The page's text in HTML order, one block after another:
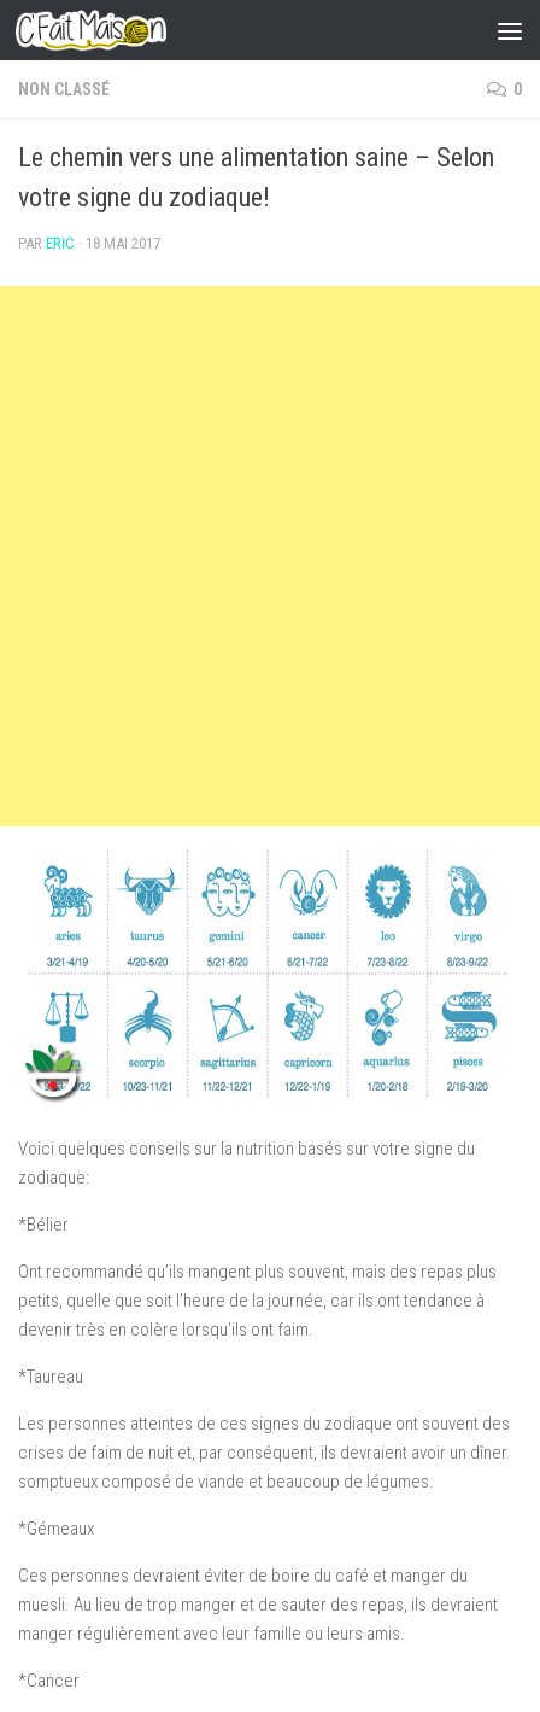
Skip to content
NON CLASSÉ 0
Le chemin vers une alimentation saine – Selon
votre signe du zodiaque!
PAR ERIC · 18 MAI 2017
Voici quelques conseils sur la nutrition basés sur votre signe du
zodiaque:
*Bélier
Ont recommandé qu’ils mangent plus souvent, mais des repas plus
petits, quelle que soit l’heure de la journée, car ils ont tendance à
devenir très en colère lorsqu’ils ont faim.
*Taureau
Les personnes atteintes de ces signes du zodiaque ont souvent des
crises de faim de nuit et, par conséquent, ils devraient avoir un dîner
somptueux composé de viande et beaucoup de légumes.
*Gémeaux
Ces personnes devraient éviter de boire du café et manger du
muesli. Au lieu de trop manger et de sauter des repas, ils devraient
manger régulièrement avec leur famille ou leurs amis.
*Cancer